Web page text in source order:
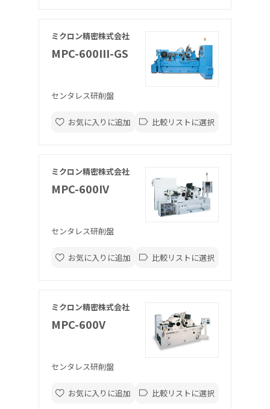
ミクロン精密株式会社
MPC-600III-GS
センタレス研削盤
お気に入りに追加 比較リストに選択
ミクロン精密株式会社
MPC-600IV
センタレス研削盤
お気に入りに追加 比較リストに選択
ミクロン精密株式会社
MPC-600V
センタレス研削盤
お気に入りに追加 比較リストに選択